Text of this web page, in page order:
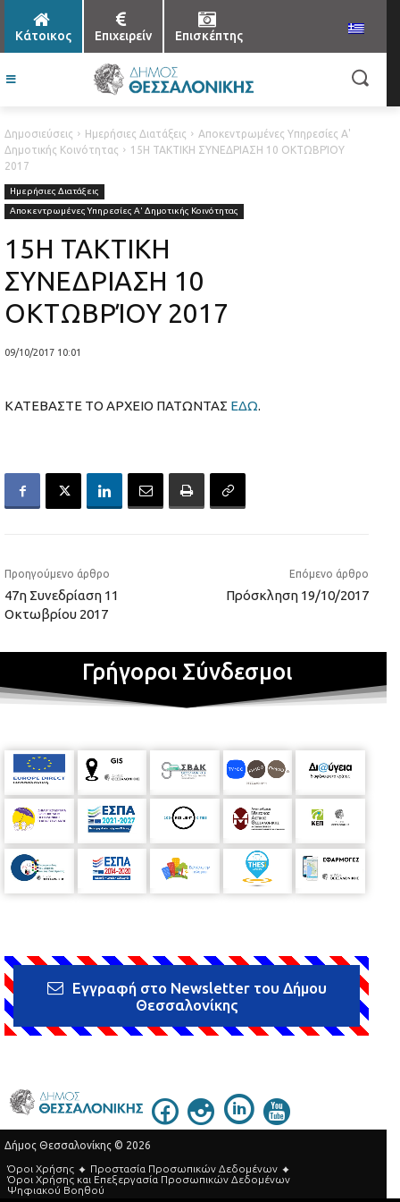
Κάτοικος Επιχειρείν Επισκέπτης
Δημοσιεύσεις Ημερήσιες Διατάξεις
Αποκεντρωμένες Υπηρεσίες Α'
Δημοτικής Κοινότητας
15Η ΤΑΚΤΙΚΗ ΣΥΝΕΔΡΙΑΣΗ 10 ΟΚΤΩΒΡΊΟΥ
2017
Ημερήσιες Διατάξεις
Αποκεντρωμένες Υπηρεσίες Α' Δημοτικής Κοινότητας
15Η ΤΑΚΤΙΚΗ
ΣΥΝΕΔΡΙΑΣΗ 10
ΟΚΤΩΒΡΊΟΥ 2017
09/10/2017 10:01
ΚΑΤΕΒΑΣΤΕ ΤΟ ΑΡΧΕΙΟ ΠΑΤΩΝΤΑΣ ΕΔΩ.
Προηγούμενο άρθρο
47η Συνεδρίαση 11
Οκτωβρίου 2017
Επόμενο άρθρο
Πρόσκληση 19/10/2017
Γρήγοροι Σύνδεσμοι
Εγγραφή στο Newsletter του Δήμου
Θεσσαλονίκης
Δήμος Θεσσαλονίκης © 2026
Όροι Χρήσης
Προστασία Προσωπικών Δεδομένων
Όροι Xρήσης και Eπεξεργασία Προσωπικών Δεδομένων
Ψηφιακού Βοηθού